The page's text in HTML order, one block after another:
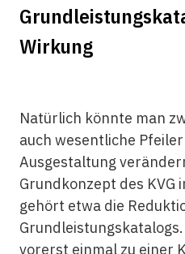
Wirkung
Natürlich könnte man
auch wesentliche
Ausgestaltung
Grundkonzept des KVG
gehört etwa die
vorerst einmal zu einer